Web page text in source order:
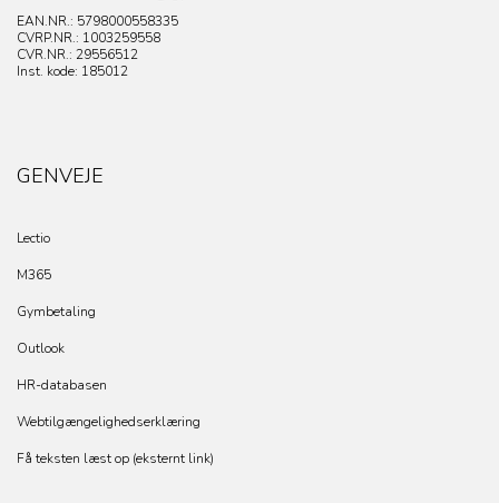
EAN.NR.: 5798000558335
CVRP.NR.: 1003259558
CVR.NR.: 29556512
Inst. kode: 185012
GENVEJE
Lectio
M365
Gymbetaling
Outlook
HR-databasen
Webtilgængelighedserklæring
Få teksten læst op (eksternt link)